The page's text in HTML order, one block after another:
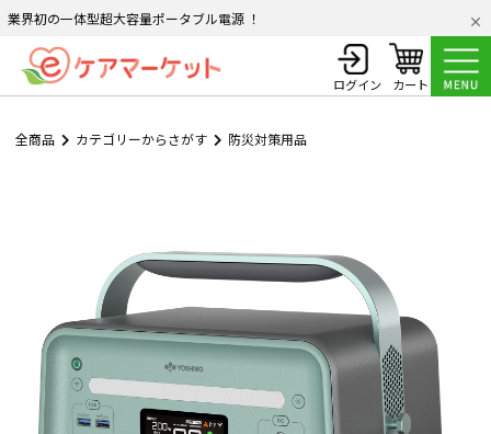
業界初の一体型超大容量ポータブル電源 ！
ログイン カート
全商品 カテゴリーからさがす 防災対策用品